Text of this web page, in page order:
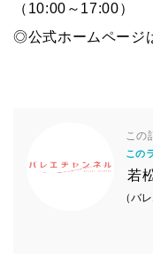
（10:00～17:00）
◎公式ホームページ
この
この
若
（バ